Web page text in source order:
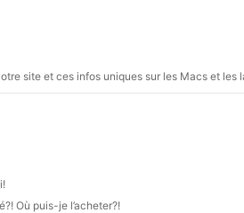
site et ces infos uniques sur les Macs et les
Où puis-je l’acheter?!